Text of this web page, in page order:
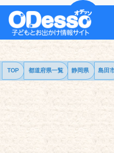
TOP 都道府県一覧 静岡県 島田